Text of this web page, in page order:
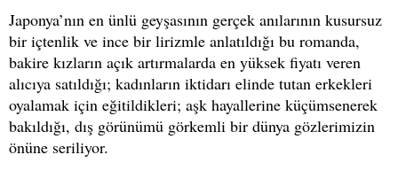
Japonya’nın en ünlü geyşasının gerçek anılarının kusursuz
bir içtenlik ve ince bir lirizmle anlatıldığı bu romanda,
bakire kızların açık artırmalarda en yüksek fiyatı veren
alıcıya satıldığı; kadınların iktidarı elinde tutan erkekleri
oyalamak için eğitildikleri; aşk hayallerine küçümsenerek
bakıldığı, dış görünümü görkemli bir dünya gözlerimizin
önüne seriliyor.